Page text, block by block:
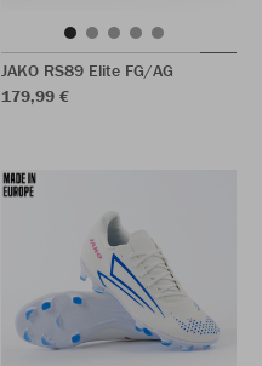
JAKO RS89 Elite FG/AG
179,99 €